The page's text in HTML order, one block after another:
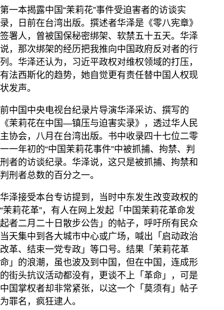
第一本揭露中国“茉莉花”事件受迫害者的访谈实
录，日前在台湾出版。撰述者华泽是《零八宪章》
签署人，曾被国保秘密绑架、软禁五十五天。华泽
说，那次绑架的经历把我推向中国政府反对者的行
列。华泽还认为，习近平政权对维权领域的打压，
有法西斯化的趋势，她自觉更有责任替中国人权现
状发声。
前中国中央电视台纪录片导演华泽采访、撰写的
《茉莉花在中国—镇压与迫害实录》，透过华人民
主协会，八月在台湾出版。书中收录四十七位二零
一一年初的“中国茉莉花事件”中被抓捕、拘禁、判
刑者的访谈纪录。华泽说，这只是被抓捕、拘禁和
判刑者总数的百分之一。
华泽接受本台专访提到，当时中东发生改变政权的
“茉莉花革”，有人在网上发起「中国茉莉花革命发
起者二月二十日散步公告」的帖子，呼吁所有民众
当天集中到各大城市中心或广场，喊出「启动政治
改革、结束一党专政」等口号。结果「茉莉花革
命」的浪潮，虽也波及到中国，但在中国，连成形
的街头抗议活动都没有，更谈不上「革命」，可是
中国掌权者却非常紧张，以这一个「莫须有」帖子
为罪名，疯狂逮人。